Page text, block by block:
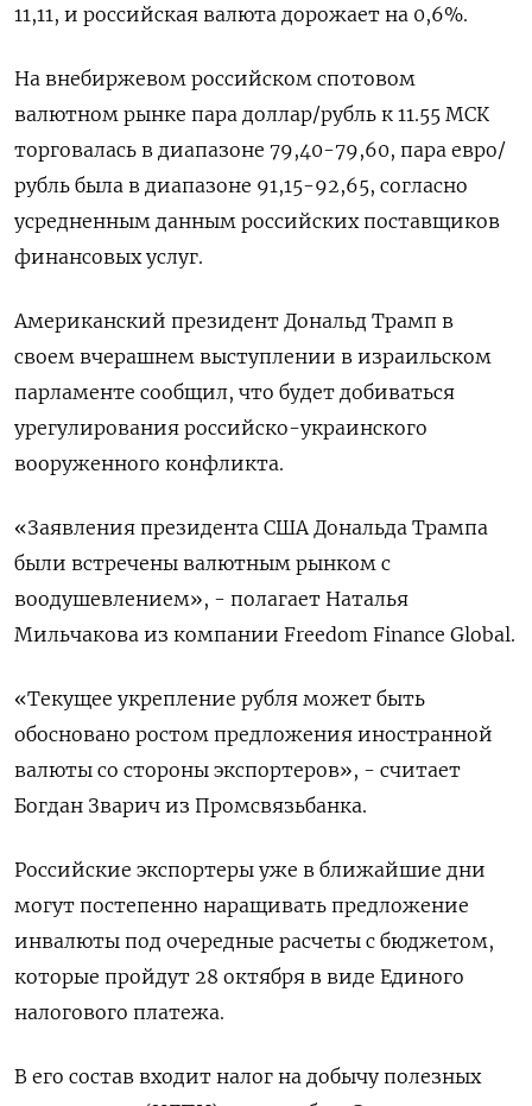
11,11, и российская валюта дорожает на 0,6%.
На внебиржевом российском спотовом
валютном рынке пара доллар/рубль к 11.55 МСК
торговалась в диапазоне 79,40-79,60, пара евро/
рубль была в диапазоне 91,15-92,65, согласно
усредненным данным российских поставщиков
финансовых услуг.
Американский президент Дональд Трамп в
своем вчерашнем выступлении в израильском
парламенте сообщил, что будет добиваться
урегулирования российско-украинского
вооруженного конфликта.
«Заявления президента США Дональда Трампа
были встречены валютным рынком с
воодушевлением», - полагает Наталья
Мильчакова из компании Freedom Finance Global.
«Текущее укрепление рубля может быть
обосновано ростом предложения иностранной
валюты со стороны экспортеров», - считает
Богдан Зварич из Промсвязьбанка.
Российские экспортеры уже в ближайшие дни
могут постепенно наращивать предложение
инвалюты под очередные расчеты с бюджетом,
которые пройдут 28 октября в виде Единого
налогового платежа.
В его состав входит налог на добычу полезных